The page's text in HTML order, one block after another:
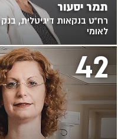
תמר יסעור
רח"ט בנקאות דיגיטלית, בנק
לאומי
42